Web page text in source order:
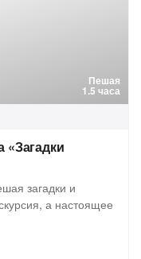
Пешая
1.5 часа
«Загадки
загадки и
а настоящее